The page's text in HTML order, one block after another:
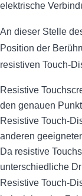
elektrische
An dieser Stelle
Position der
resistiven Touch-
Resistive
den genauen
Resistive Touch-
anderen
Da resistive
unterschiedliche
Resistive Touch-